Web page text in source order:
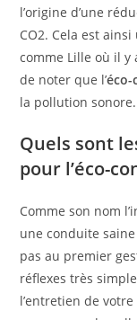
l’origine d’une
CO2. Cela est
comme Lille où il
de noter que l’
la pollution sonore.
Quels sont
pour l’éco-
Comme son nom
une conduite
pas au premier
réflexes très
l’entretien de